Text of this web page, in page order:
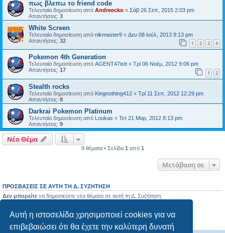
Αυτή η ιστοσελίδα χρησιμοποιεί cookies για να
επιβεβαιώσει ότι θα έχετε την καλύτερη δυνατή
πως βλεπω το friend code
Τελευταία δημοσίευση από Andreecko « Σάβ 26 Σεπ, 2015 2:03 pm
Απαντήσεις: 3
White Screen
Τελευταία δημοσίευση από nikmaster9 « Δευ 08 Ιούλ, 2013 9:13 pm
Απαντήσεις: 32 1 2 3 4
Pokemon 4th Generation
Τελευταία δημοσίευση από AGENT47istt « Τρί 06 Νοέμ, 2012 9:06 pm
Απαντήσεις: 17 1 2
Stealth rocks
Τελευταία δημοσίευση από Kingnothing412 « Τρί 11 Σεπ, 2012 12:29 pm
Απαντήσεις: 8
Darkrai Pokemon Platinum
Τελευταία δημοσίευση από Loukas « Τετ 21 Μαρ, 2012 8:13 pm
Απαντήσεις: 9
Νέο Θέμα
9 θέματα • Σελίδα 1 από 1
Μετάβαση σε
ΠΡΟΣΒΆΣΕΙΣ ΣΕ ΑΥΤΉ ΤΗ Δ. ΣΥΖΉΤΗΣΗ
Δεν μπορείτε να δημοσιεύετε νέα θέματα σε αυτή τη Δ. Συζήτηση
Δεν μπορείτε
να επεξεργάζεστε τις δημοσιεύσεις σας σε αυτή τη Δ. Συζήτηση
Δεν μπορείτενα διαγράφετε τις δημοσιεύσεις σας σε αυτή τη Δ. Συζήτηση
Δεν μπορείτενα επισυνάπτετε αρχεία σε αυτή τη Δ. Συζήτηση